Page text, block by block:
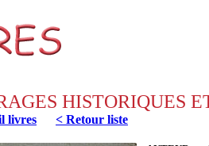
HISTORIQUES
livres < Retour liste